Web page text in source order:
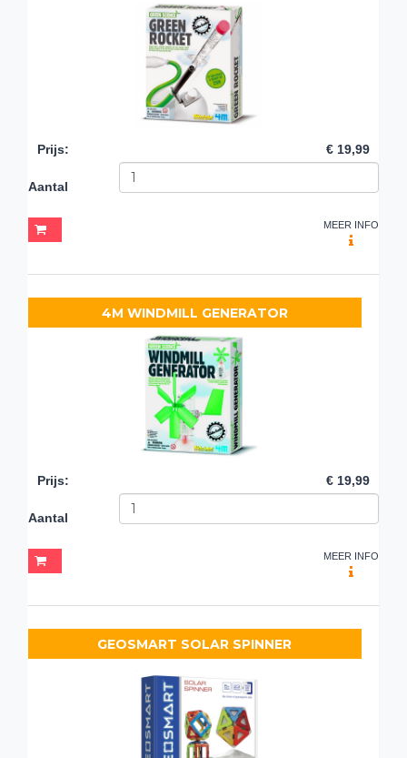
Prijs: € 19,99
Aantal
MEER INFO
4M WINDMILL GENERATOR
Prijs: € 19,99
Aantal
MEER INFO
GEOSMART SOLAR SPINNER